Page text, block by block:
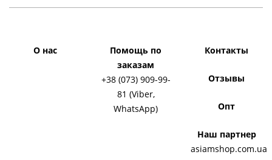
О нас
Помощь по
заказам
+38 (073) 909-99-
81 (Viber,
WhatsApp)
Контакты
Отзывы
Опт
Наш партнер
asiamshop.com.ua